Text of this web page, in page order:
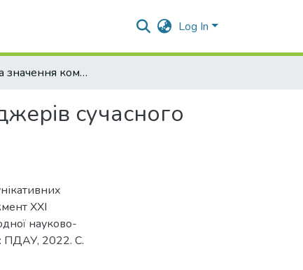
Log In
Поняття та значення комунікативних навичок менеджерів сучасного підприємства
сучасного
ХХІ
науково-
ПДАУ, 2022. С.